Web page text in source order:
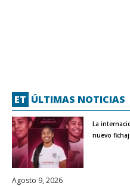
ET ÚLTIMAS NOTICIAS
La
nuevo
Agosto 9, 2026